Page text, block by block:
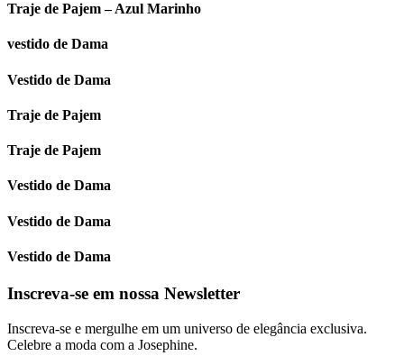
Traje de Pajem – Azul Marinho
vestido de Dama
Vestido de Dama
Traje de Pajem
Traje de Pajem
Vestido de Dama
Vestido de Dama
Vestido de Dama
Inscreva-se em nossa Newsletter
Inscreva-se e mergulhe em um universo de elegância exclusiva.
Celebre a moda com a Josephine.